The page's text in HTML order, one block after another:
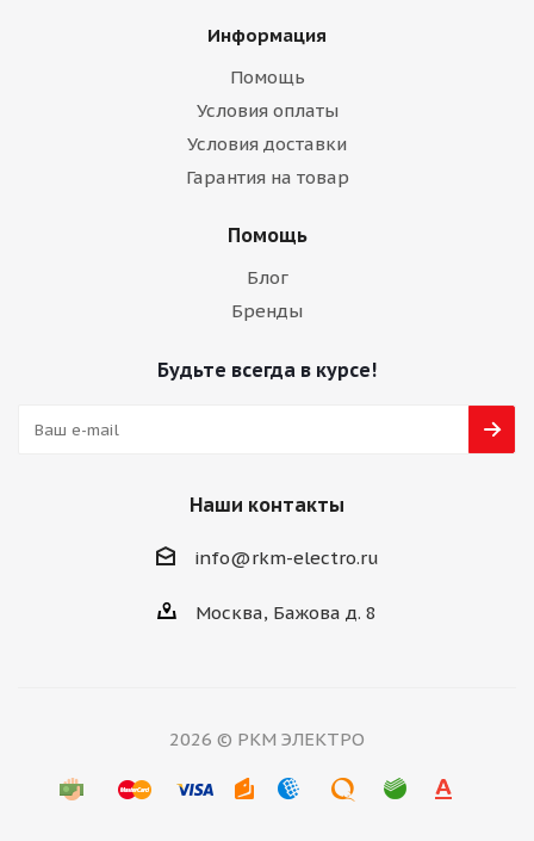
Информация
Помощь
Условия оплаты
Условия доставки
Гарантия на товар
Помощь
Блог
Бренды
Будьте всегда в курсе!
Наши контакты
info@rkm-electro.ru
Москва, Бажова д. 8
2026 © РКМ ЭЛЕКТРО